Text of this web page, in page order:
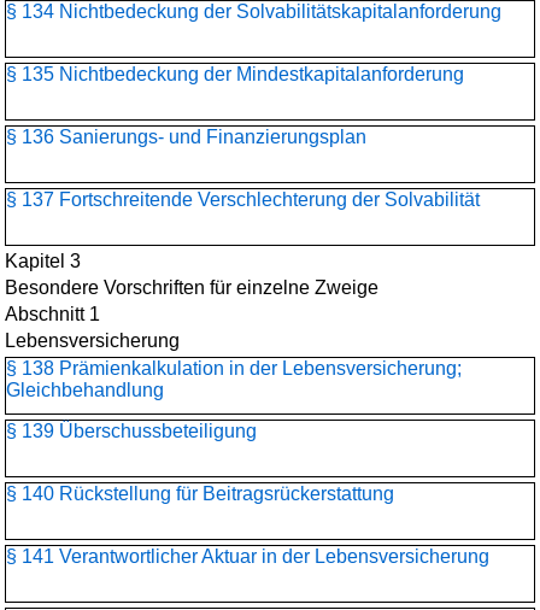
§ 134 Nichtbedeckung der Solvabilitätskapitalanforderung
§ 135 Nichtbedeckung der Mindestkapitalanforderung
§ 136 Sanierungs- und Finanzierungsplan
§ 137 Fortschreitende Verschlechterung der Solvabilität
Kapitel 3
Besondere Vorschriften für einzelne Zweige
Abschnitt 1
Lebensversicherung
§ 138 Prämienkalkulation in der Lebensversicherung;
Gleichbehandlung
§ 139 Überschussbeteiligung
§ 140 Rückstellung für Beitragsrückerstattung
§ 141 Verantwortlicher Aktuar in der Lebensversicherung